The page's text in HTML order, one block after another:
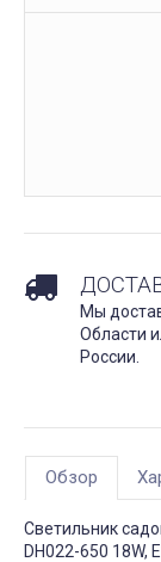
Мы
Области
России.
Обзор
Светильник
DH022-650 18W,